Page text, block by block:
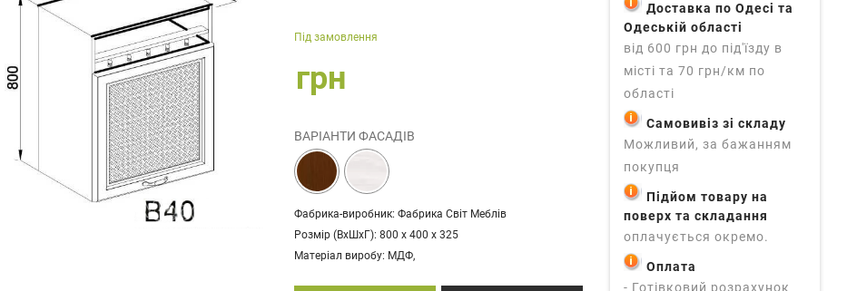
Під замовлення
грн
ВАРІАНТИ ФАСАДІВ
Фабрика-виробник: Фабрика Світ Меблів
Розмір (ВхШхГ): 800 х 400 х 325
Матеріал виробу: МДФ,
Доставка по Одесі та
Одеській області
від 600 грн до під'їзду в
місті та 70 грн/км по
області
Самовивіз зі складу
Можливий, за бажанням
покупця
Підйом товару на
поверх та складання
оплачується окремо.
Оплата
- Готівковий розрахунок